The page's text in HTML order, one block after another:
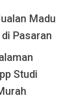
Madu
Pasaran
Studi